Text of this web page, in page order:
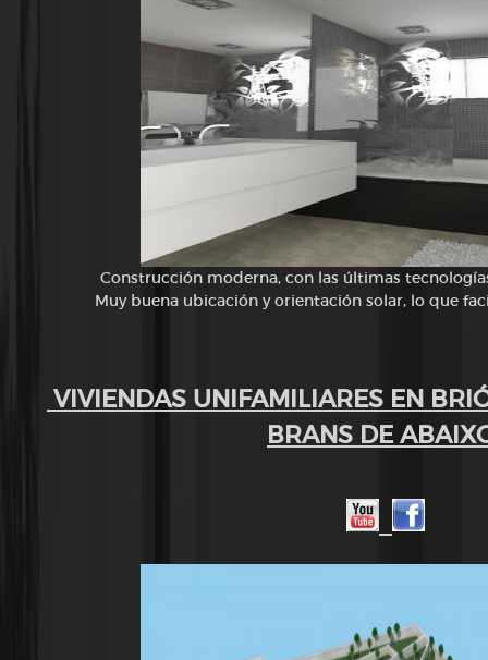
Construcción moderna, con las últimas
Muy buena ubicación y orientación solar, lo que
VIVIENDAS UNIFAMILIARES EN
BRANS DE